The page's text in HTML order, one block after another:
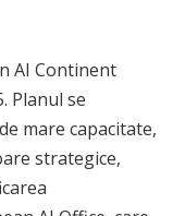
AI Continent
Planul se
mare capacitate,
strategice,